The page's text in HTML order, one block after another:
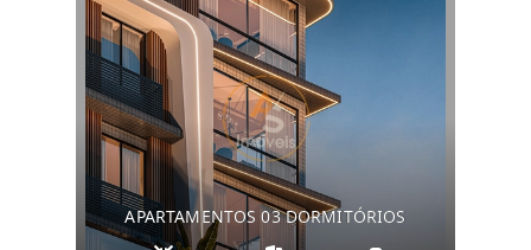
APARTAMENTOS 03 DORMITÓRIOS